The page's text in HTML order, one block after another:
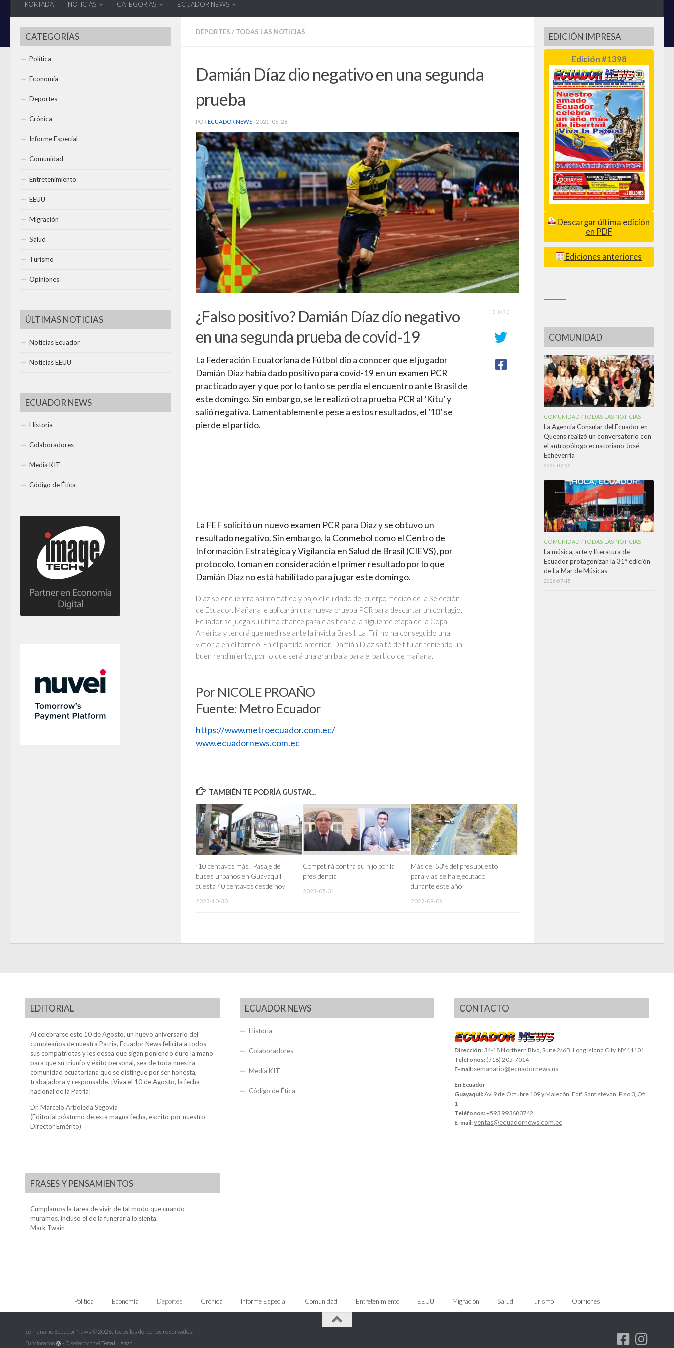
PORTADA NOTICIAS CATEGORIAS ECUADOR NEWS
DEPORTES / TODAS LAS NOTICIAS
Damián Díaz dio negativo en una segunda
prueba
POR ECUADOR NEWS · 2021-06-28
¿Falso positivo? Damián Díaz dio negativo
en una segunda prueba de covid-19
La Federación Ecuatoriana de Fútbol dio a conocer que el jugador
Damián Díaz había dado positivo para covid-19 en un examen PCR
practicado ayer y que por lo tanto se perdía el encuentro ante Brasil de
este domingo. Sin embargo, se le realizó otra prueba PCR al ‘Kitu’ y
salió negativa. Lamentablemente pese a estos resultados, el ’10’ se
pierde el partido.
La FEF solicitó un nuevo examen PCR para Díaz y se obtuvo un
resultado negativo. Sin embargo, la Conmebol como el Centro de
Información Estratégica y Vigilancia en Salud de Brasil (CIEVS), por
protocolo, toman en consideración el primer resultado por lo que
Damián Díaz no está habilitado para jugar este domingo.
Díaz se encuentra asintomático y bajo el cuidado del cuerpo médico de la Selección
de Ecuador. Mañana le aplicarán una nueva prueba PCR para descartar un contagio.
Ecuador se juega su última chance para clasificar a la siguiente etapa de la Copa
América y tendrá que medirse ante la invicta Brasil. La ‘Tri’ no ha conseguido una
victoria en el torneo. En el partido anterior, Damián Díaz saltó de titular, teniendo un
buen rendimiento, por lo que será una gran baja para el partido de mañana.
Por NICOLE PROAÑO
Fuente: Metro Ecuador
https://www.metroecuador.com.ec/
www.ecuadornews.com.ec
SHARE
TAMBIÉN TE PODRÍA GUSTAR...
¡10 centavos más! Pasaje de
buses urbanos en Guayaquil
cuesta 40 centavos desde hoy
2023-10-30
Competirá contra su hijo por la
presidencia
2023-05-31
Más del 53% del presupuesto
para vías se ha ejecutado
durante este año
2022-09-06
CATEGORÍAS
Política
Economía
Deportes
Crónica
Informe Especial
Comunidad
Entretenimiento
EEUU
Migración
Salud
Turismo
Opiniones
ÚLTIMAS NOTICIAS
Noticias Ecuador
Noticias EEUU
ECUADOR NEWS
Historia
Colaboradores
Media KIT
Código de Ética
EDICIÓN IMPRESA
Edición #1398
Descargar última edición
en PDF
Ediciones anteriores
COMUNIDAD
COMUNIDAD /TODAS LAS NOTICIAS
La Agencia Consular del Ecuador en
Queens realizó un conversatorio con
el antropólogo ecuatoriano José
Echeverría
2026-07-22
COMUNIDAD /TODAS LAS NOTICIAS
La música, arte y literatura de
Ecuador protagonizan la 31ª edición
de La Mar de Músicas
2026-07-15
EDITORIAL
Al celebrarse este 10 de Agosto, un nuevo aniversario del
cumpleaños de nuestra Patria, Ecuador News felicita a todos
sus compatriotas y les desea que sigan poniendo duro la mano
para que su triunfo y éxito personal, sea de toda nuestra
comunidad ecuatoriana que se distingue por ser honesta,
trabajadora y responsable. ¡Viva el 10 de Agosto, la fecha
nacional de la Patria!
Dr. Marcelo Arboleda Segovia
(Editorial póstumo de esta magna fecha, escrito por nuestro
Director Emérito)
FRASES Y PENSAMIENTOS
Cumplamos la tarea de vivir de tal modo que cuando
muramos, incluso el de la funeraria lo sienta.
Mark Twain
ECUADOR NEWS
Historia
Colaboradores
Media KIT
Código de Ética
CONTACTO
Dirección: 34-18 Northern Blvd, Suite 2/6B, Long Island City, NY 11101
Teléfonos: (718) 205-7014
E-mail: semanario@ecuadornews.us
En Ecuador
Guayaquil:Av. 9 de Octubre 109 y Malecón, Edif. Santistevan, Piso 3, Ofi.
1
Teléfonos:+593 993683742
E-mail:ventas@ecuadornews.com.ec
Política Economía Deportes Crónica Informe Especial Comunidad Entretenimiento EEUU Migración Salud Turismo Opiniones
Semanario Ecuador News © 2026. Todos los derechos reservados.
Funciona con - Diseñado con el Tema Hueman